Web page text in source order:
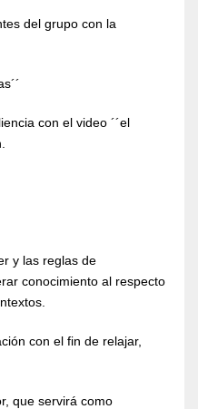
del grupo con la
con el video ´´el
y las reglas de
conocimiento al respecto
con el fin de relajar,
que servirá como